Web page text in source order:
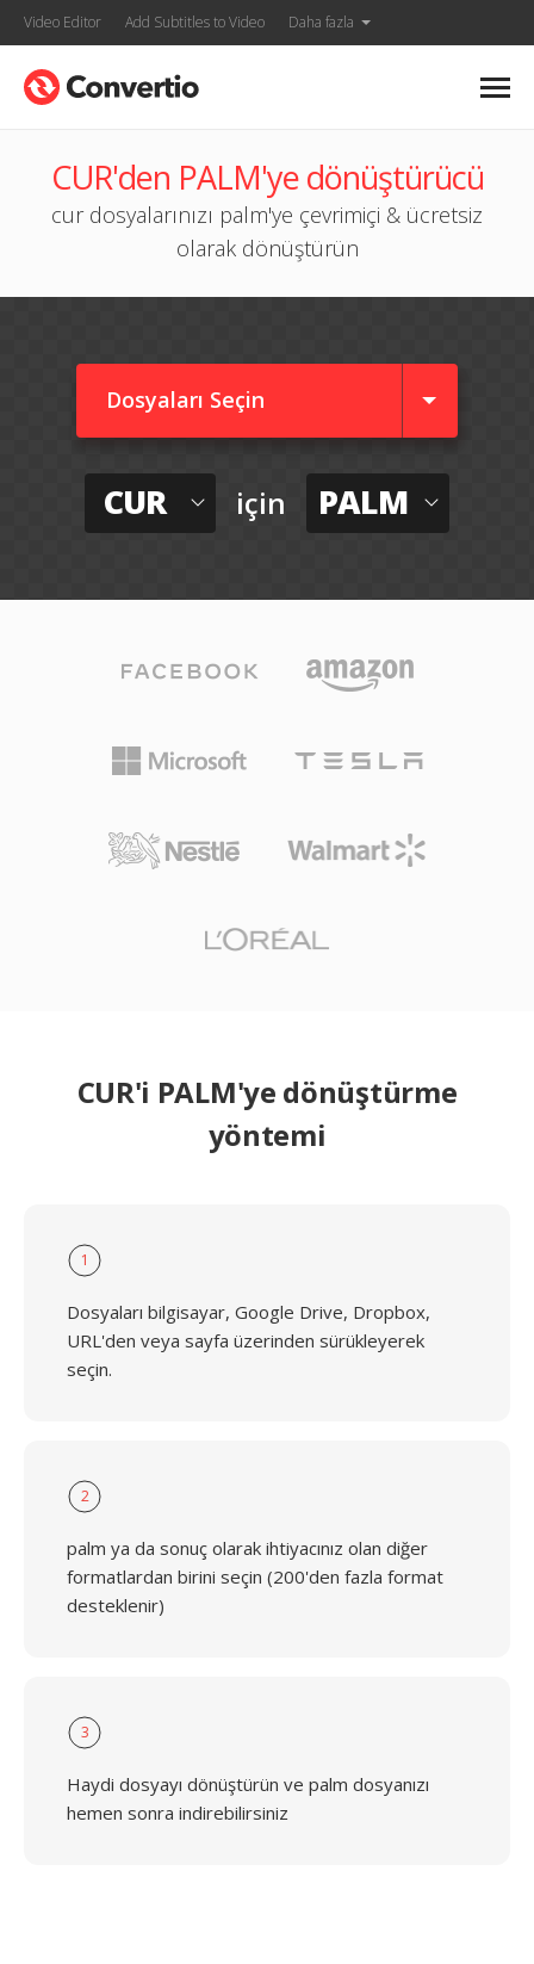
Video Editor Add Subtitles to Video Daha fazla
CUR'den PALM'ye dönüştürücü
cur dosyalarınızı palm'ye çevrimiçi & ücretsiz
olarak dönüştürün
Dosyaları Seçin
CUR için PALM
CUR'i PALM'ye dönüştürme
yöntemi
1
Dosyaları bilgisayar, Google Drive, Dropbox,
URL'den veya sayfa üzerinden sürükleyerek
seçin.
2
palm ya da sonuç olarak ihtiyacınız olan diğer
formatlardan birini seçin (200'den fazla format
desteklenir)
3
Haydi dosyayı dönüştürün ve palm dosyanızı
hemen sonra indirebilirsiniz